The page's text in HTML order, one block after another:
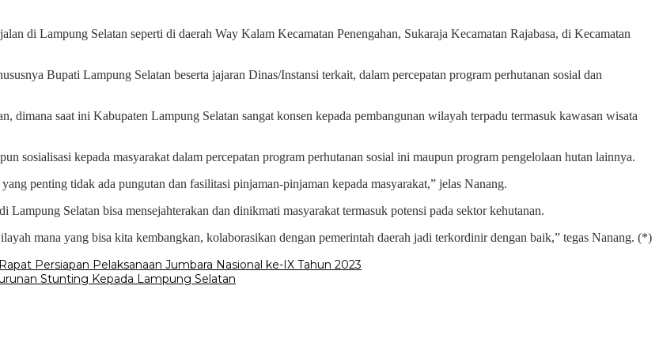
di Lampung Selatan seperti di daerah Way Kalam Kecamatan Penengahan, Sukaraja Kecamatan Rajabasa, di Kecamatan
Bupati Lampung Selatan beserta jajaran Dinas/Instansi terkait, dalam percepatan program perhutanan sosial dan
dimana saat ini Kabupaten Lampung Selatan sangat konsen kepada pembangunan wilayah terpadu termasuk kawasan wisata
sosialisasi kepada masyarakat dalam percepatan program perhutanan sosial ini maupun program pengelolaan hutan lainnya.
penting tidak ada pungutan dan fasilitasi pinjaman-pinjaman kepada masyarakat,” jelas Nanang.
Selatan bisa mensejahterakan dan dinikmati masyarakat termasuk potensi pada sektor kehutanan.
mana yang bisa kita kembangkan, kolaborasikan dengan pemerintah daerah jadi terkordinir dengan baik,” tegas Nanang. (*)
Persiapan Pelaksanaan Jumbara Nasional ke-IX Tahun 2023
Stunting Kepada Lampung Selatan